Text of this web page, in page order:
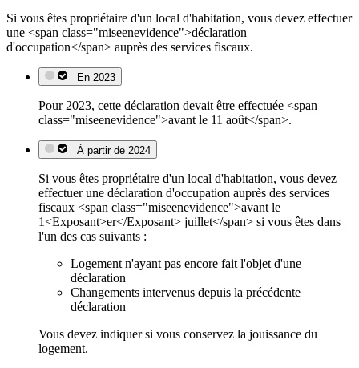
Si vous êtes propriétaire d'un local d'habitation, vous devez effectuer
une <span class="miseenevidence">déclaration
d'occupation</span> auprès des services fiscaux.
En 2023
Pour 2023, cette déclaration devait être effectuée <span
class="miseenevidence">avant le 11 août</span>.
À partir de 2024
Si vous êtes propriétaire d'un local d'habitation, vous devez
effectuer une déclaration d'occupation auprès des services
fiscaux <span class="miseenevidence">avant le
1<Exposant>er</Exposant> juillet</span> si vous êtes dans
l'un des cas suivants :
Logement n'ayant pas encore fait l'objet d'une
déclaration
Changements intervenus depuis la précédente
déclaration
Vous devez indiquer si vous conservez la jouissance du
logement.